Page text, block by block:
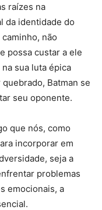
raízes na
da identidade do
não
possa custar a ele
sua luta épica
Batman se
seu oponente.
que nós, como
incorporar em
seja a
problemas
emocionais, a